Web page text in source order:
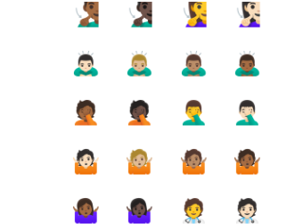
🧏🏾‍♂️
🧏🏿‍♂️ 🧏‍♀️ 🧏🏻‍♀️
🙇🏻‍♂️
🙇🏼‍♂️ 🙇🏽‍♂️ 🙇🏾‍♂️
🤦🏾
🤦🏿 🤦‍♂️ 🤦🏻‍♂️
🤷🏻
🤷🏼 🤷🏽 🤷🏾
🤷🏾‍♀️
🤷🏿‍♀️ 🧑‍⚕️ 🧑🏻‍⚕️